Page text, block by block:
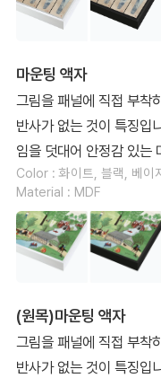
마운팅 액자
그림을 패널에 직접 부착
반사가 없는 것이 특징입
임을 덧대어 안정감 있는
Color : 화이트, 블랙, 베이
Material : MDF
(원목)마운팅 액자
그림을 패널에 직접 부착
반사가 없는 것이 특징입